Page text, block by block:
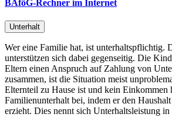
BAföG-Rechner im Internet
Unterhalt
Wer eine Familie hat, ist unterhaltspflichtig.
unterstützen sich dabei gegenseitig. Die
Eltern einen Anspruch auf Zahlung von
zusammen, ist die Situation meist
Elternteil zu Hause ist und kein Einkommen
Familienunterhalt bei, indem er den
erzieht. Dies nennt sich Unterhaltsleistung in